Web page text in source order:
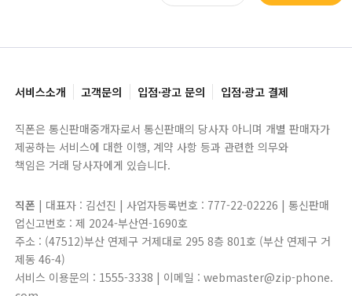
서비스소개 고객문의 입점·광고 문의 입점·광고 결제
직폰은 통신판매중개자로서 통신판매의 당사자 아니며 개별 판매자가
제공하는 서비스에 대한 이행, 계약 사항 등과 관련한 의무와
책임은 거래 당사자에게 있습니다.
직폰 | 대표자 : 김선진 | 사업자등록번호 : 777-22-02226 | 통신판매
업신고번호 : 제 2024-부산연-1690호
주소 : (47512)부산 연제구 거제대로 295 8층 801호 (부산 연제구 거
제동 46-4)
서비스 이용문의 : 1555-3338 | 이메일 : webmaster@zip-phone.